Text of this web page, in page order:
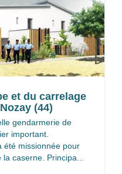
et du carrelage
(44)
gendarmerie de
important.
été missionnée pour
la caserne. Principa...